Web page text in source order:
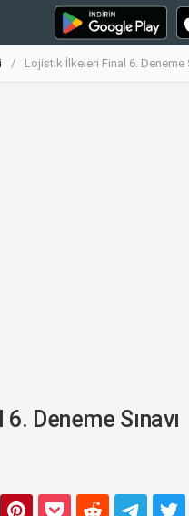
Lojistik İlkeleri Final 6. Deneme
Deneme Sınavı